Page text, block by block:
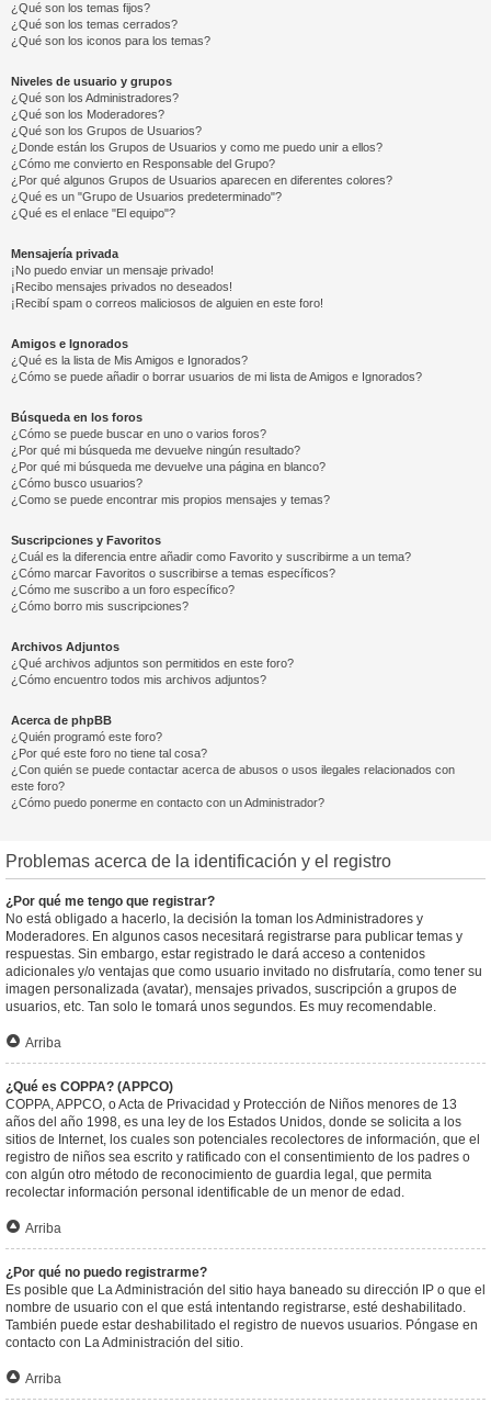
¿Qué son los temas fijos?
¿Qué son los temas cerrados?
¿Qué son los iconos para los temas?
Niveles de usuario y grupos
¿Qué son los Administradores?
¿Qué son los Moderadores?
¿Qué son los Grupos de Usuarios?
¿Donde están los Grupos de Usuarios y como me puedo unir a ellos?
¿Cómo me convierto en Responsable del Grupo?
¿Por qué algunos Grupos de Usuarios aparecen en diferentes colores?
¿Qué es un "Grupo de Usuarios predeterminado"?
¿Qué es el enlace "El equipo"?
Mensajería privada
¡No puedo enviar un mensaje privado!
¡Recibo mensajes privados no deseados!
¡Recibí spam o correos maliciosos de alguien en este foro!
Amigos e Ignorados
¿Qué es la lista de Mis Amigos e Ignorados?
¿Cómo se puede añadir o borrar usuarios de mi lista de Amigos e Ignorados?
Búsqueda en los foros
¿Cómo se puede buscar en uno o varios foros?
¿Por qué mi búsqueda me devuelve ningún resultado?
¿Por qué mi búsqueda me devuelve una página en blanco?
¿Cómo busco usuarios?
¿Como se puede encontrar mis propios mensajes y temas?
Suscripciones y Favoritos
¿Cuál es la diferencia entre añadir como Favorito y suscribirme a un tema?
¿Cómo marcar Favoritos o suscribirse a temas específicos?
¿Cómo me suscribo a un foro específico?
¿Cómo borro mis suscripciones?
Archivos Adjuntos
¿Qué archivos adjuntos son permitidos en este foro?
¿Cómo encuentro todos mis archivos adjuntos?
Acerca de phpBB
¿Quién programó este foro?
¿Por qué este foro no tiene tal cosa?
¿Con quién se puede contactar acerca de abusos o usos ilegales relacionados con
este foro?
¿Cómo puedo ponerme en contacto con un Administrador?
Problemas acerca de la identificación y el registro
¿Por qué me tengo que registrar?
No está obligado a hacerlo, la decisión la toman los Administradores y
Moderadores. En algunos casos necesitará registrarse para publicar temas y
respuestas. Sin embargo, estar registrado le dará acceso a contenidos
adicionales y/o ventajas que como usuario invitado no disfrutaría, como tener su
imagen personalizada (avatar), mensajes privados, suscripción a grupos de
usuarios, etc. Tan solo le tomará unos segundos. Es muy recomendable.
Arriba
¿Qué es COPPA? (APPCO)
COPPA, APPCO, o Acta de Privacidad y Protección de Niños menores de 13
años del año 1998, es una ley de los Estados Unidos, donde se solicita a los
sitios de Internet, los cuales son potenciales recolectores de información, que el
registro de niños sea escrito y ratificado con el consentimiento de los padres o
con algún otro método de reconocimiento de guardia legal, que permita
recolectar información personal identificable de un menor de edad.
Arriba
¿Por qué no puedo registrarme?
Es posible que La Administración del sitio haya baneado su dirección IP o que el
nombre de usuario con el que está intentando registrarse, esté deshabilitado.
También puede estar deshabilitado el registro de nuevos usuarios. Póngase en
contacto con La Administración del sitio.
Arriba